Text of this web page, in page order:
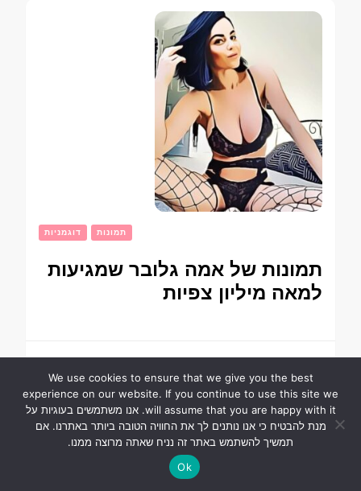
דוגמניות תמונות
תמונות של אמה גלובר שמגיעות
למאה מיליון צפיות
We use cookies to ensure that we give you the best
experience on our website. If you continue to use this site we
will assume that you are happy with it. אנו משתמשים בעוגיות על
מנת להבטיח כי אנו נותנים לך את החוויה הטובה ביותר באתרנו. אם
תמשיך להשתמש באתר זה נניח שאתה מרוצה ממנו.
Ok